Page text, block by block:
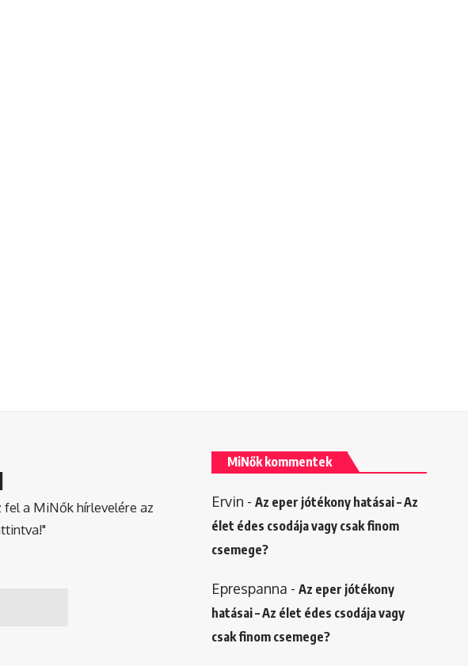
a MiNők hírlevelére az
MiNők kommentek
Ervin - Az eper jótékony hatásai – Az
élet édes csodája vagy csak finom
csemege?
Eprespanna - Az eper jótékony
hatásai – Az élet édes csodája vagy
csak finom csemege?